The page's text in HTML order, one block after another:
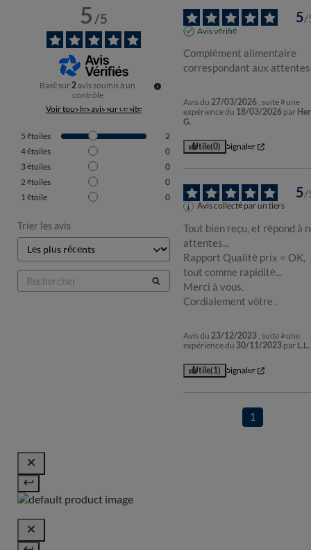
5/5
Basé sur2avis soumis à un
contrôle
Voir tous les avis sur ce site
5 étoiles
2
4étoiles
0
3étoiles
0
2étoiles
0
1étoile 0
Trier les avis
5/
Avis vérifié
Complément alimentaire
correspondant aux
Avis du27/03/2026 , suite à une
expérience du 18/03/2026 par
G.
Utile(0) Signaler
5/
Avis collecté par un tiers
Tout bien reçu, et répond à
attentes...
Rapport Qualité prix = OK,
tout comme rapidité...
Merci à vous.
Cordialement vôtre .
Avis du23/12/2023 , suite à une
expérience du 30/11/2023 par L.L.
Utile(1) Signaler
1